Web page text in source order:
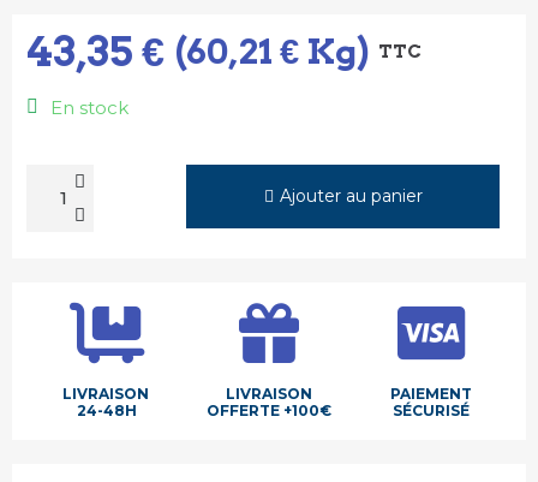
43,35 € (60,21 € Kg) TTC
En stock
Ajouter au panier
LIVRAISON
24-48H
LIVRAISON
OFFERTE +100€
PAIEMENT
SÉCURISÉ